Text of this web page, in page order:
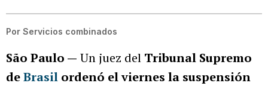
Por Servicios combinados
São Paulo — Un juez del Tribunal Supremo
deBrasil ordenó el viernes la suspensión